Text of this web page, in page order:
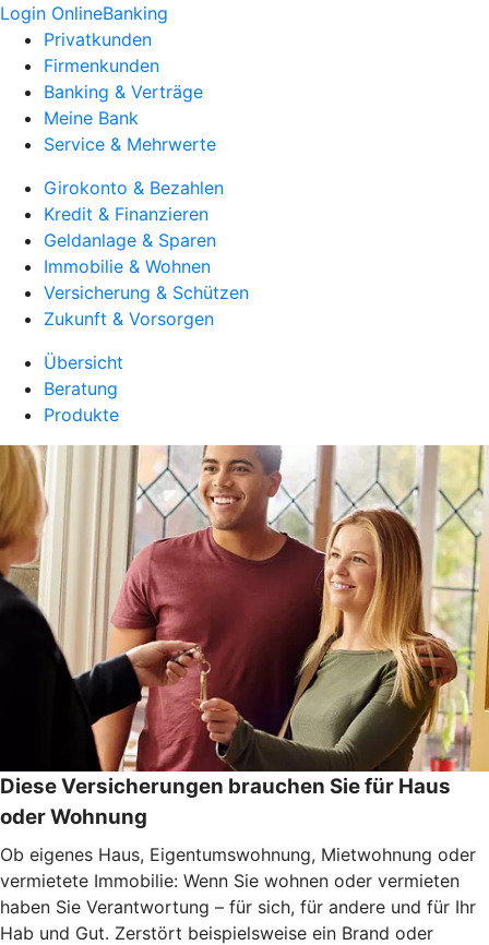
Login OnlineBanking
Privatkunden
Firmenkunden
Banking & Verträge
Meine Bank
Service & Mehrwerte
Girokonto & Bezahlen
Kredit & Finanzieren
Geldanlage & Sparen
Immobilie & Wohnen
Versicherung & Schützen
Zukunft & Vorsorgen
Übersicht
Beratung
Produkte
Diese Versicherungen brauchen Sie für Haus
oder Wohnung
Ob eigenes Haus, Eigentumswohnung, Mietwohnung oder
vermietete Immobilie: Wenn Sie wohnen oder vermieten
haben Sie Verantwortung – für sich, für andere und für Ihr
Hab und Gut. Zerstört beispielsweise ein Brand oder